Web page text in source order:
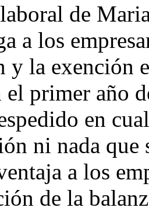
de
a los
y la exención
el primer año
en
ni nada que
a los
de la